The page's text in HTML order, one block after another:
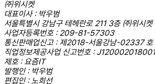
㈜위시켓
대표이사 : 박우범
서울특별시 강남구 테헤란로 211 3층 ㈜위시켓
사업자등록번호 : 209-81-57303
통신판매업신고 : 제2018-서울강남-02337 호
직업정보제공사업 신고번호 :
제호 : 요즘IT
발행인 : 박우범
편집인 : 노희선